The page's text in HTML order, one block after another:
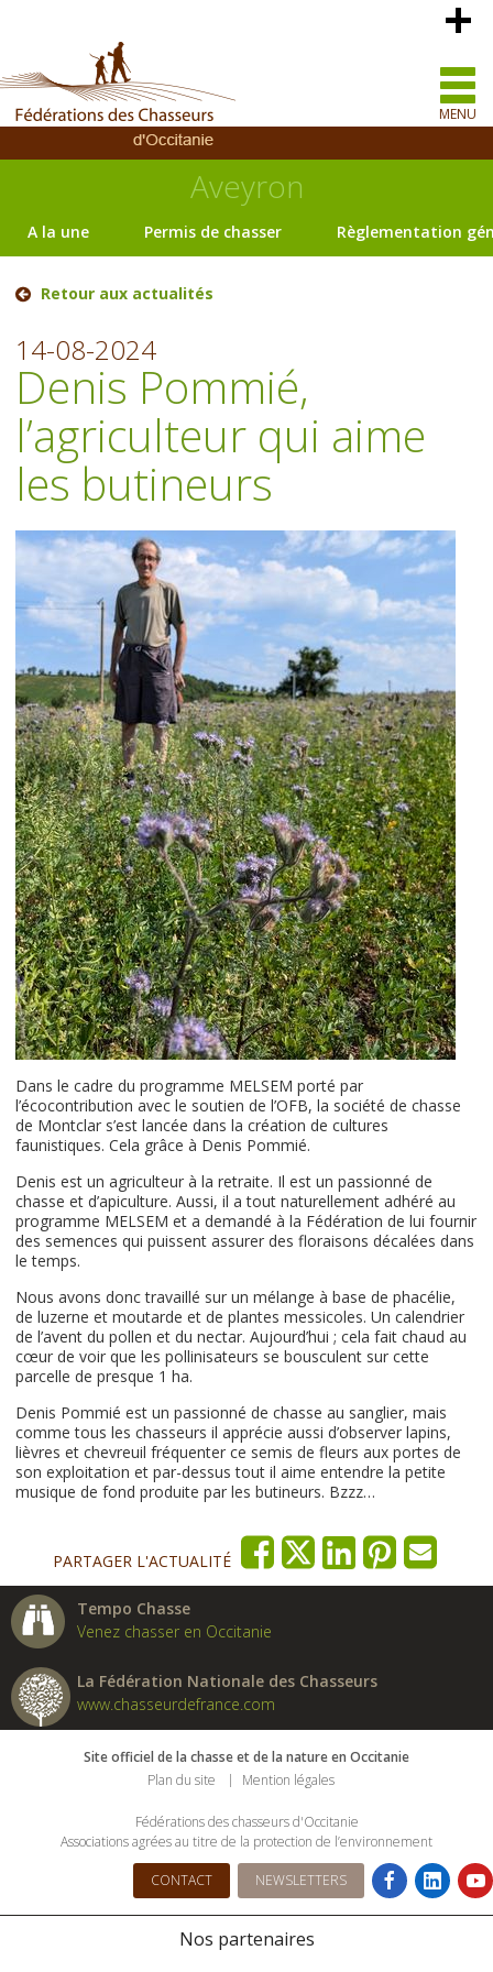
MENU
Aveyron
A la une Permis de chasser Règlementation
Retour aux actualités
14-08-2024
Denis Pommié,
l’agriculteur qui aime
les butineurs
Dans le cadre du programme MELSEM porté par
l’écocontribution avec le soutien de l’OFB, la société de chasse
de Montclar s’est lancée dans la création de cultures
faunistiques. Cela grâce à Denis Pommié.
Denis est un agriculteur à la retraite. Il est un passionné de
chasse et d’apiculture. Aussi, il a tout naturellement adhéré au
programme MELSEM et a demandé à la Fédération de lui fournir
des semences qui puissent assurer des floraisons décalées dans
le temps.
Nous avons donc travaillé sur un mélange à base de phacélie,
de luzerne et moutarde et de plantes messicoles. Un calendrier
de l’avent du pollen et du nectar. Aujourd’hui ; cela fait chaud au
cœur de voir que les pollinisateurs se bousculent sur cette
parcelle de presque 1 ha.
Denis Pommié est un passionné de chasse au sanglier, mais
comme tous les chasseurs il apprécie aussi d’observer lapins,
lièvres et chevreuil fréquenter ce semis de fleurs aux portes de
son exploitation et par-dessus tout il aime entendre la petite
musique de fond produite par les butineurs. Bzzz…
PARTAGER L'ACTUALITÉ
Tempo Chasse
Venez chasser en Occitanie
La Fédération Nationale des Chasseurs
www.chasseurdefrance.com
Site officiel de la chasse et de la nature en Occitanie
Plan du site
Mention légales
Fédérations des chasseurs d'Occitanie
Associations agrées au titre de la protection de l’environnement
CONTACT NEWSLETTERS
Nos partenaires